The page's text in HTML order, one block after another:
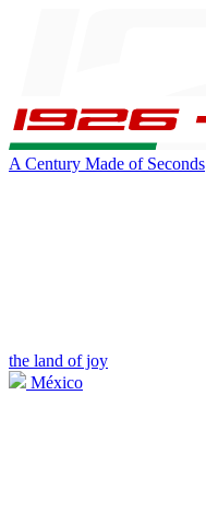
A Century Made of Seconds
the land of joy
México